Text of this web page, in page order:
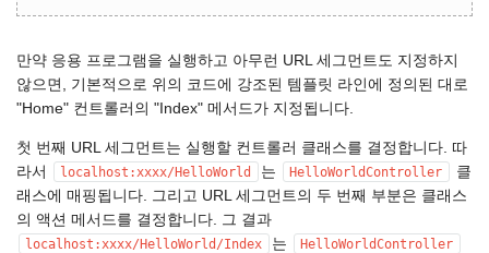
만약 응용 프로그램을 실행하고 아무런 URL 세그먼트도 지정하지
않으면, 기본적으로 위의 코드에 강조된 템플릿 라인에 정의된 대로
"Home" 컨트롤러의 "Index" 메서드가 지정됩니다.
첫 번째 URL 세그먼트는 실행할 컨트롤러 클래스를 결정합니다. 따
라서
localhost:xxxx/HelloWorld 는 HelloWorldController
클
래스에 매핑됩니다. 그리고 URL 세그먼트의 두 번째 부분은 클래스
의 액션 메서드를 결정합니다. 그 결과
localhost:xxxx/HelloWorld/Index 는 HelloWorldController